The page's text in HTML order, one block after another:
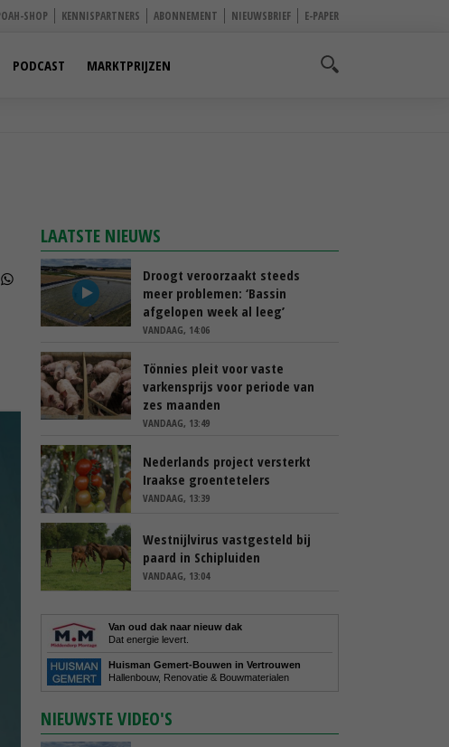
SHOP KENNISPARTNERS ABONNEMENT NIEUWSBRIEF E-PAPER
PODCAST MARKTPRIJZEN
LAATSTE NIEUWS
Droogt veroorzaakt steeds
meer problemen: ‘Bassin
afgelopen week al leeg’
VANDAAG, 14:06
Tönnies pleit voor vaste
varkensprijs voor periode van
zes maanden
VANDAAG, 13:49
Nederlands project versterkt
Iraakse groentetelers
VANDAAG, 13:39
Westnijlvirus vastgesteld bij
paard in Schipluiden
VANDAAG, 13:04
Van oud dak naar nieuw dak
Dat energie levert.
Huisman Gemert-Bouwen in Vertrouwen
Hallenbouw, Renovatie & Bouwmaterialen
NIEUWSTE VIDEO'S